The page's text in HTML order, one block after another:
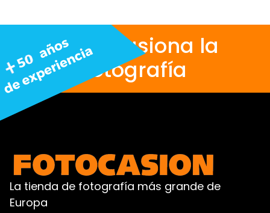
Nos apasiona la
fotografía
La tienda de fotografía más grande de
Europa